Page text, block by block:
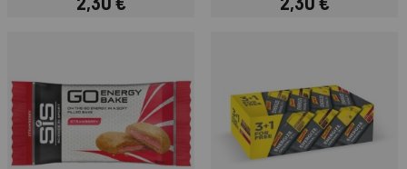
Preu Preu